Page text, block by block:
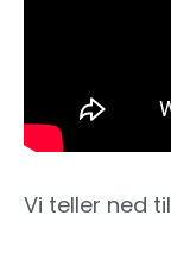
Vi teller ned